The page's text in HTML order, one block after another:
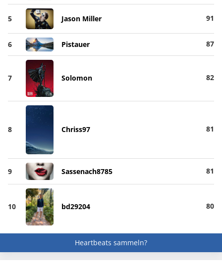
5 Jason Miller 91
6 Pistauer 87
7 Solomon 82
8 Chriss97 81
9 Sassenach8785 81
10 bd29204 80
Heartbeats sammeln?